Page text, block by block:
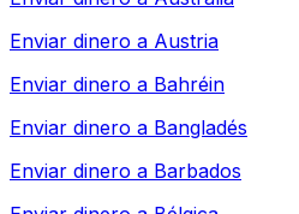
Enviar dinero a Austria
Enviar dinero a Bahréin
Enviar dinero a Bangladés
Enviar dinero a Barbados